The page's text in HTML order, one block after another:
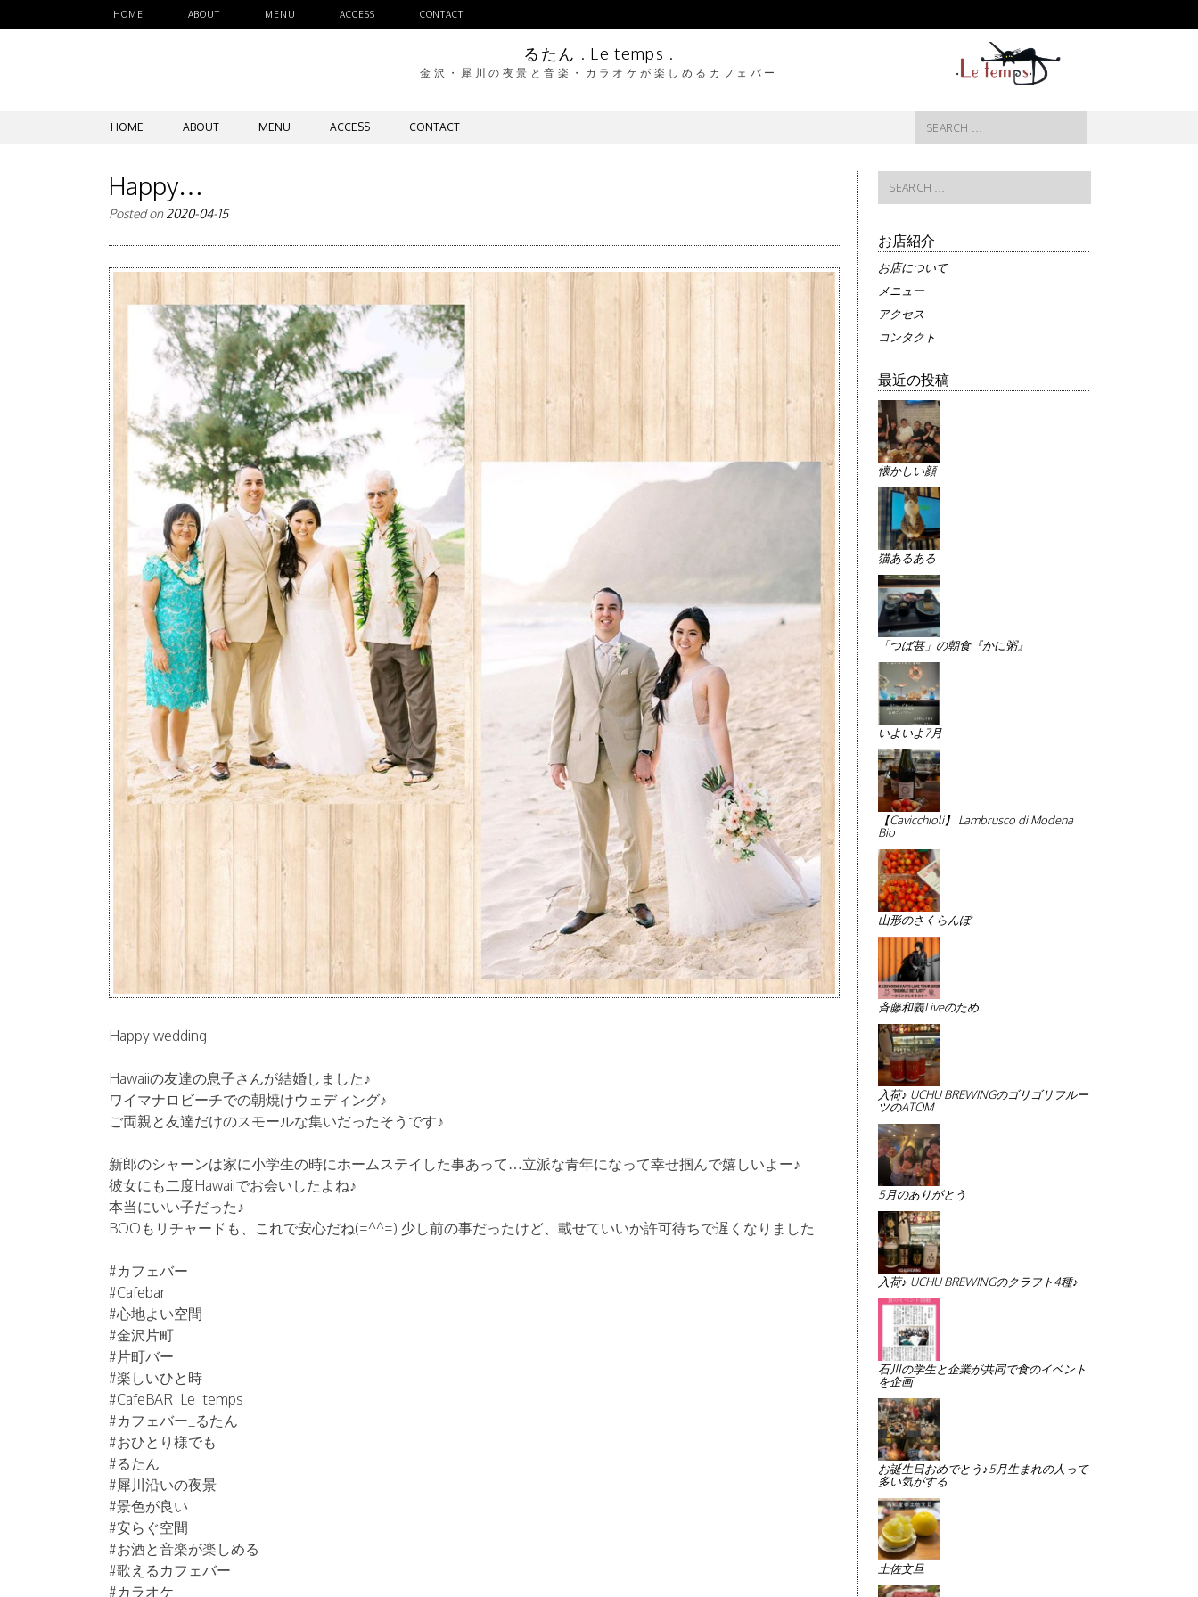
HOME ABOUT MENU ACCESS CONTACT
るたん . Le temps .
金沢・犀川の夜景と音楽・カラオケが楽しめるカフェバー
SKIP
HOME ABOUT MENU ACCESS CONTACT
Search
for:
Happy…
Posted on2020-04-15
Happy wedding
Hawaiiの友達の息子さんが結婚しました♪
ワイマナロビーチでの朝焼けウェディング♪
ご両親と友達だけのスモールな集いだったそうです♪
新郎のシャーンは家に小学生の時にホームステイした事あって…立派な青年になって幸せ掴んで嬉しいよー♪
彼女にも二度Hawaiiでお会いしたよね♪
本当にいい子だった♪
BOOもリチャードも、これで安心だね(=^^=) 少し前の事だったけど、載せていいか許可待ちで遅くなりました
#カフェバー
#Cafebar
#心地よい空間
#金沢片町
#片町バー
#楽しいひと時
#CafeBAR_Le_temps
#カフェバー_るたん
#おひとり様でも
#るたん
#犀川沿いの夜景
#景色が良い
#安らぐ空間
#お酒と音楽が楽しめる
#歌えるカフェバー
#カラオケ
Search
for:
お店紹介
お店について
メニュー
アクセス
コンタクト
最近の投稿
懐かしい顔
猫あるある
「つば甚」の朝食『かに粥』
いよいよ7月
【Cavicchioli】 Lambrusco di Modena
Bio
山形のさくらんぼ
斉藤和義Liveのため
入荷♪ UCHU BREWINGのゴリゴリフルー
ツのATOM
5月のありがとう
入荷♪ UCHU BREWINGのクラフト4種♪
石川の学生と企業が共同で食のイベント
を企画
お誕生日おめでとう♪5月生まれの人って
多い気がする
土佐文旦